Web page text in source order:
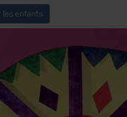
les enfants